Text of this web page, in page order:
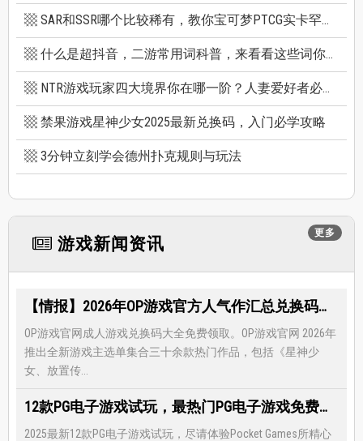
SAR和SSR哪个比较稀有，教你宝可梦PTCG实卡罕贵度怎么看
什么是超抖音，二游常用词科普，来看看这些词你看得懂多少个
NTR游戏玩家四大境界你在哪一阶？人妻爱好者必看三款精选NTR游戏推荐
禁果游戏星神少女2025最新兑换码，入门必学攻略
3分钟立刻学会德州扑克规则与玩法
更多
游戏新闻资讯
【情报】2026年OP游戏官方人气作汇总兑换码大全，限时免费礼包领取-每月更新
OP游戏官网成人游戏兑换码大全免费领取。OP游戏官网 2026年
推出全新游戏主选单集合三十余款热门作品，包括《星神少
女、放置传...
12款PG电子游戏试玩，最热门PG电子游戏免费试玩，还有超多福利等著你
2025最新12款PG电子游戏试玩，尽请体验Pocket Games所精心